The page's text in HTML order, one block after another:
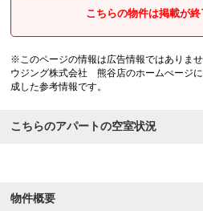
こちらの物件は掲載が終
※このページの情報は広告情報ではありま
ウジング株式会社 熊谷店のホームぺージ
成した参考情報です。
こちらのアパートの空室状況
物件概要